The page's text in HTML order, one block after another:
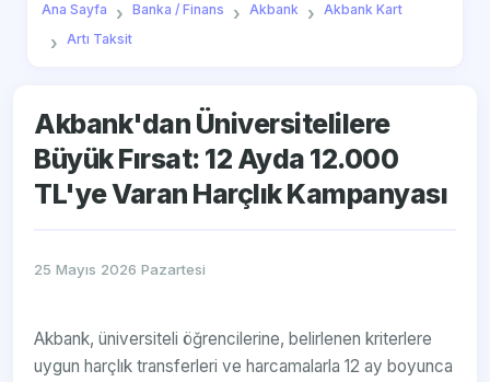
Ana Sayfa Banka / Finans Akbank
Akbank Kart
Artı Taksit
Akbank'dan Üniversitelilere
Büyük Fırsat: 12 Ayda 12.000
TL'ye Varan Harçlık Kampanyası
25 Mayıs 2026 Pazartesi
Akbank, üniversiteli öğrencilerine, belirlenen kriterlere
uygun harçlık transferleri ve harcamalarla 12 ay boyunca